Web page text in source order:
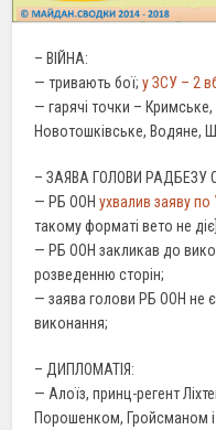
– ВІЙНА:
— тривають бої;у ЗСУ – 2
— гарячі точки –
Новотошківське, Водяне,
– ЗАЯВА ГОЛОВИ РАДБЕЗУ
— РБ ООНухвалив заяву по
такому форматі вето не
— РБ ООН закликав до
розведенню сторін;
— заява голови РБ ООН не
виконання;
– ДИПЛОМАТІЯ:
— Алоїз, принц-регент
Порошенком, Гройсманом і